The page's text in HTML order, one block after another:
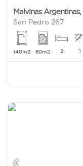
Malvinas Argentinas,
San Pedro 267
140m2 80m2 2 1